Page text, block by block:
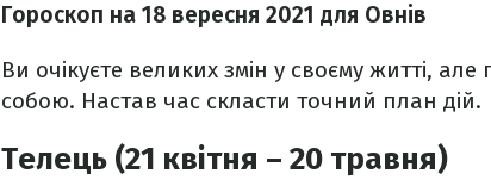
Гороскоп на 18 вересня 2021 для Овнів
Ви очікуєте великих змін у своєму житті,
собою. Настав час скласти точний план дій.
Телець (21 квітня – 20 травня)